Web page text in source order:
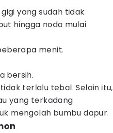
yang sudah tidak
hingga noda mulai
menit.
bersih.
terlalu tebal. Selain itu,
yang terkadang
mengolah bumbu dapur.